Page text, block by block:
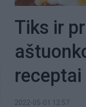
Tiks ir
receptai
2022-05-01 12:57